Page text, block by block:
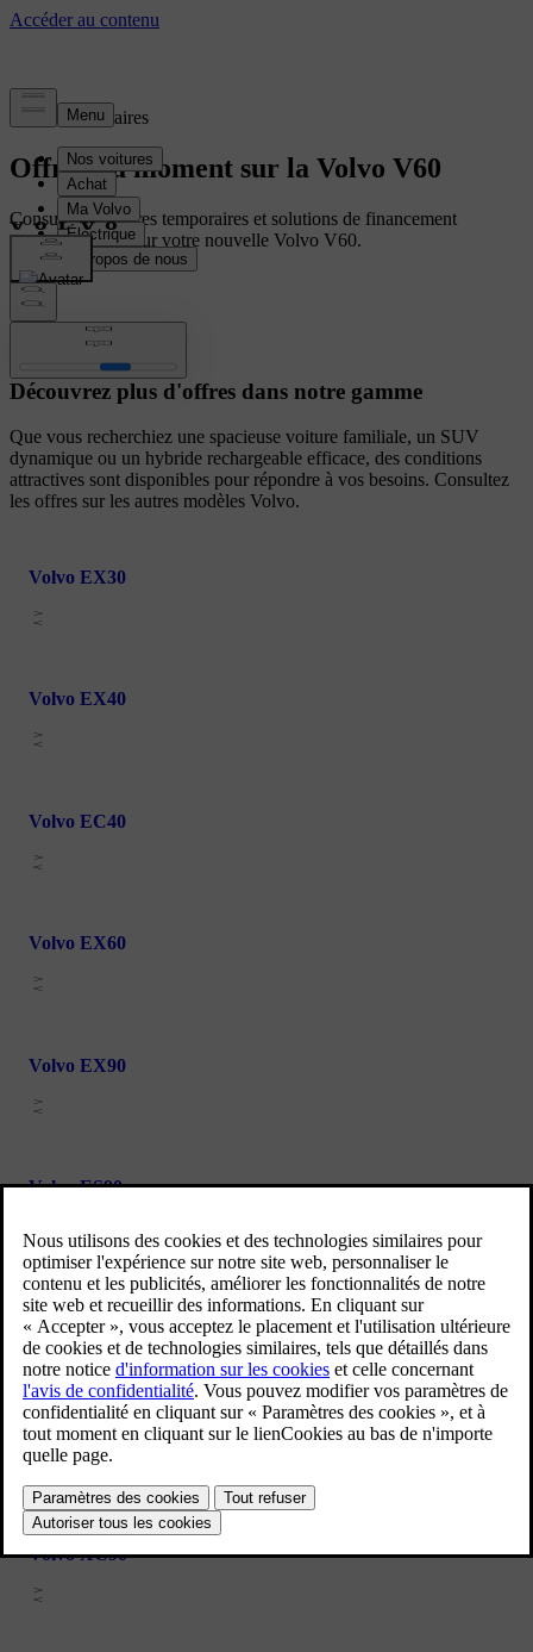
Offres temporaires
Offres du moment sur la Volvo V60
Consultez les offres temporaires et solutions de financement
personnalisées pour votre nouvelle Volvo V60.
Autres voitures
Découvrez plus d'offres dans notre gamme
Que vous recherchiez une spacieuse voiture familiale, un SUV
dynamique ou un hybride rechargeable efficace, des conditions
attractives sont disponibles pour répondre à vos besoins. Consultez
les offres sur les autres modèles Volvo.
Volvo EX30
Volvo EX40
Volvo EC40
Volvo EX60
Volvo EX90
Volvo ES90
Volvo XC40
Volvo XC60
Volvo XC90